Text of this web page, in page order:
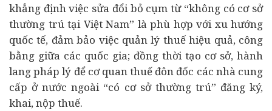
khẳng định việc sửa đổi bỏ cụm từ “không có cơ sở
thường trú tại Việt Nam” là phù hợp với xu hướng
quốc tế, đảm bảo việc quản lý thuế hiệu quả, công
bằng giữa các quốc gia; đồng thời tạo cơ sở, hành
lang pháp lý để cơ quan thuế đôn đốc các nhà cung
cấp ở nước ngoài “có cơ sở thường trú” đăng ký,
khai, nộp thuế.